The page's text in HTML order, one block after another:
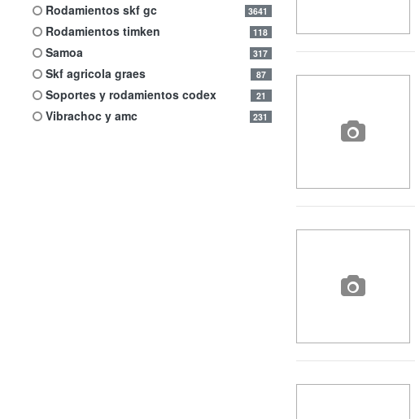
rodamientos skf gc 3641
rodamientos timken 118
samoa 317
skf agricola graes 87
soportes y rodamientos codex 21
vibrachoc y amc 231